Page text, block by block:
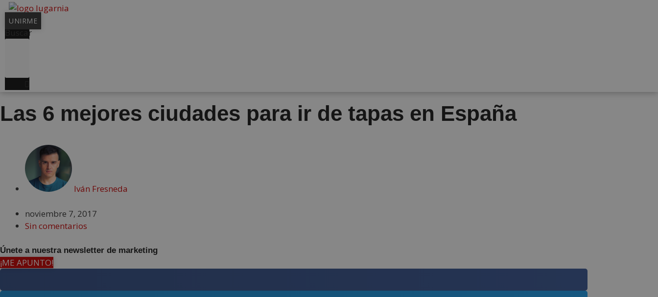
Saltar
contenido
UNIRME
Buscar
Las 6 mejores ciudades para ir de tapas en España
Iván Fresneda
noviembre 7, 2017
Sin comentarios
Únete a nuestra newsletter de marketing
¡ME APUNTO!